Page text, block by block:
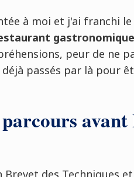
à moi et j'ai franchi le
gastronomique
peur de ne
passés par là pour
avant